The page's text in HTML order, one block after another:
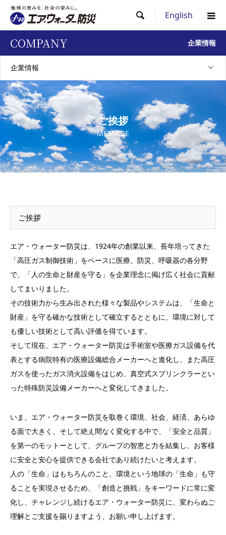
 English
COMPANY 企業情報
企業情報
ご挨拶
MESSAGE
ご挨拶
エア・ウォーター防災は、1924年の創業以来、長年培ってきた
「高圧ガス制御技術」をベースに医療、防災、呼吸器の各分野
で、「人の生命と財産を守る」を企業理念に掲げ広く社会に貢献
してまいりました。
その技術力から生み出された様々な製品やシステムは、「生命と
財産」を守る確かな技術として確立するとともに、環境に対して
も優しい技術として高い評価を得ています。
そして現在、エア・ウォーター防災は手術室や医療ガス設備を代
表とする病院特有の医療設備総合メーカーへと進化し、また高圧
ガスを使ったガス消火設備をはじめ、真空式スプリンクラーとい
った特殊防災設備メーカーへと変化してきました。
いま、エア・ウォーター防災を取巻く環境、社会、経済、あらゆ
る面で大きく、そして絶え間なく変化する中で、「安全と品質」
を第一のモットーとして、グループの智恵と力を結集し、お客様
に安全と安心を提供できる会社であり続けたいと考えます。
人の「生命」はもちろんのこと、環境という地球の「生命」も守
ることを実現させるため、「創造と挑戦」をキーワードに常に変
化し、チャレンジし続けるエア・ウォーター防災に、変わらぬご
理解とご支援を賜りますよう、お願い申し上げます。